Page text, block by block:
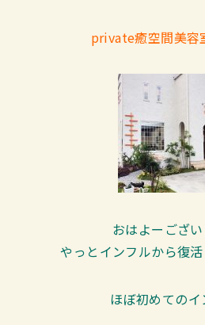
private癒空間美容
おはよーござ
やっとインフルから復
ほぼ初めてのイ